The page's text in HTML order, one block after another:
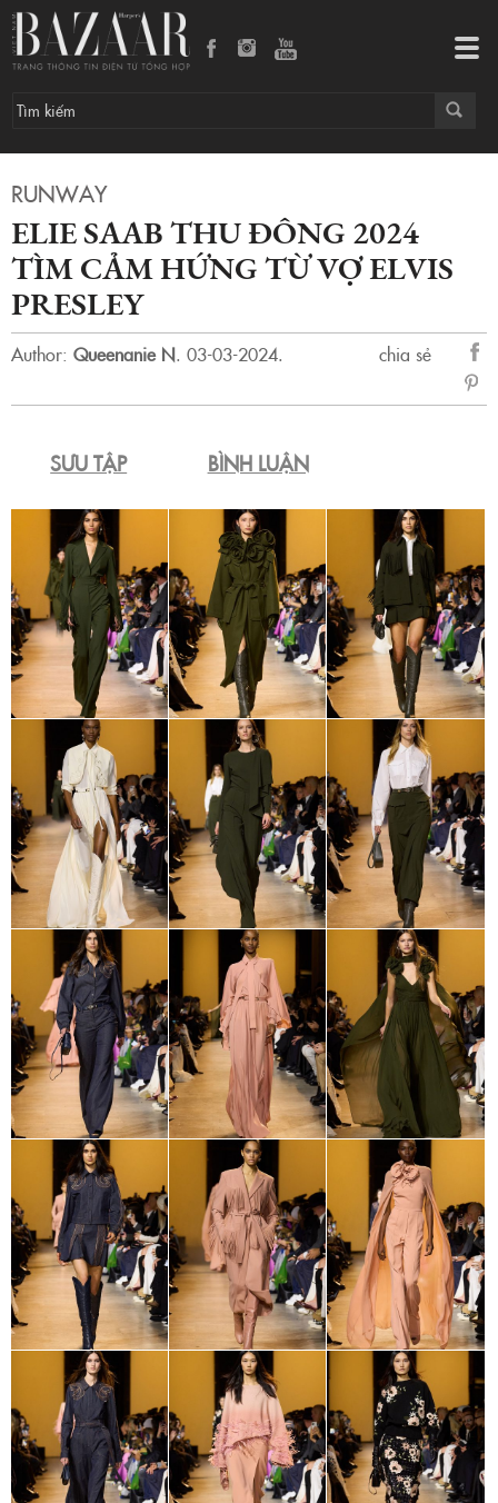
RUNWAY
ELIE SAAB THU ĐÔNG 2024
TÌM CẢM HỨNG TỪ VỢ ELVIS
PRESLEY
Author: Queenanie N. 03-03-2024.
chia sẻ
sẻ
SƯU TẬP BÌNH LUẬN